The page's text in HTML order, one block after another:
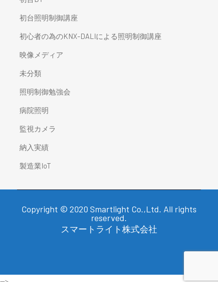
初台照明制御講座
初心者の為のKNX-DALIによる照明制御講座
映像メディア
未分類
照明制御勉強会
病院照明
監視カメラ
納入実績
製造業IoT
Copyright © 2020 Smartlight Co.,Ltd. All rights
reserved.
スマートライト株式会社